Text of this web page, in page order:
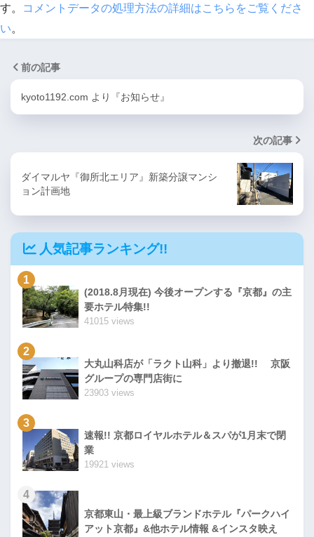
す。
コメントデータの処理方法の詳細はこちらをご覧くださ
い。
前の記事
kyoto1192.com より『お知らせ』
次の記事
ダイマルヤ『御所北エリア』新築分譲マンシ
ョン計画地
人気記事ランキング!!
1
(2018.8月現在) 今後オープンする『京都』の主
要ホテル特集!!
41015 views
2
大丸山科店が「ラクト山科」より撤退!! 京阪
グループの専門店街に
23903 views
3
速報!! 京都ロイヤルホテル＆スパが1月末で閉
業
19921 views
4
京都東山・最上級ブランドホテル『パークハイ
アット京都』&他ホテル情報 &インスタ映え